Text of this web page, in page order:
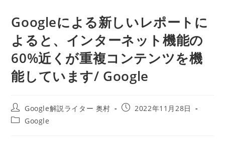
Googleによる新しいレポートに
よると、インターネット機能の
60%近くが重複コンテンツを機
能しています/ Google
投
稿
者:
Google解説ライター 奥村
投
2022年11月28日
投
Google